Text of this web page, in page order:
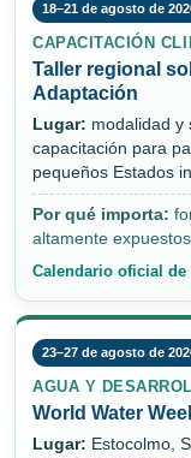
18–21 de agosto de
CAPACITACIÓN
Taller regional
Adaptación
Lugar: modalidad y
capacitación para
pequeños Estados
Por qué importa:
altamente
Calendario oficial de
23–27 de agosto de
AGUA Y
World Water
Lugar: Estocolmo,